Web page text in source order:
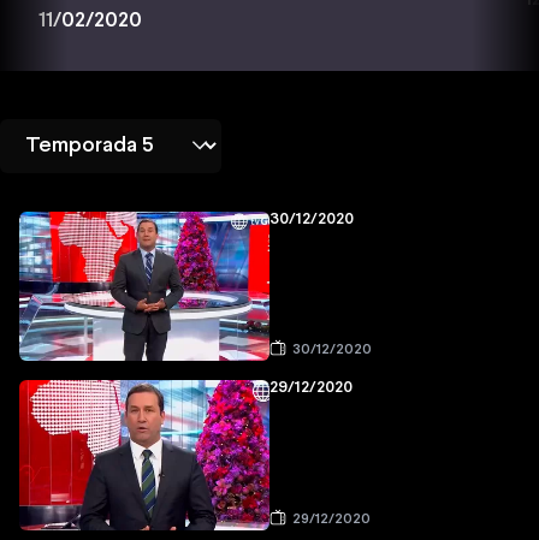
11/02/2020
30/12/2020
30/12/2020
29/12/2020
29/12/2020